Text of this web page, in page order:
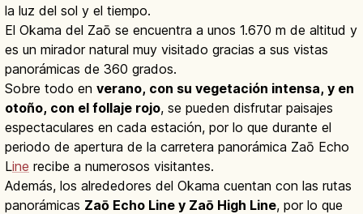
la luz del sol y el tiempo.
El Okama del Zaō se encuentra a unos 1.670 m de altitud y
es un mirador natural muy visitado gracias a sus vistas
panorámicas de 360 grados.
Sobre todo en verano, con su vegetación intensa, y en
otoño, con el follaje rojo, se pueden disfrutar paisajes
espectaculares en cada estación, por lo que durante el
periodo de apertura de la carretera panorámica Zaō Echo
Line recibe a numerosos visitantes.
Además, los alrededores del Okama cuentan con las rutas
panorámicas Zaō Echo Line y Zaō High Line, por lo que